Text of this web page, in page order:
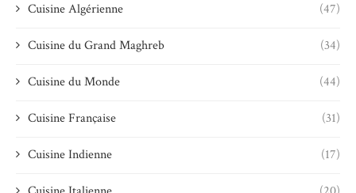
Cuisine Algérienne (47)
Cuisine du Grand Maghreb (34)
Cuisine du Monde (44)
Cuisine Française (31)
Cuisine Indienne (17)